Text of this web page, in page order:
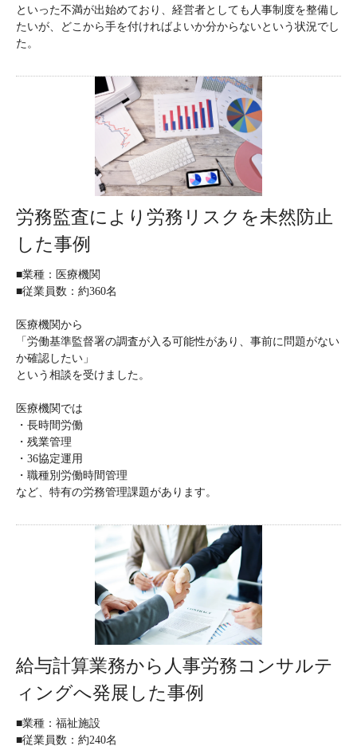
といった不満が出始めており、経営者としても人事制度を整備し
たいが、どこから手を付ければよいか分からないという状況でし
た。
労務監査により労務リスクを未然防止
した事例
■業種：医療機関
■従業員数：約360名
医療機関から
「労働基準監督署の調査が入る可能性があり、事前に問題がない
か確認したい」
という相談を受けました。
医療機関では
・長時間労働
・残業管理
・36協定運用
・職種別労働時間管理
など、特有の労務管理課題があります。
給与計算業務から人事労務コンサルテ
ィングへ発展した事例
■業種：福祉施設
■従業員数：約240名